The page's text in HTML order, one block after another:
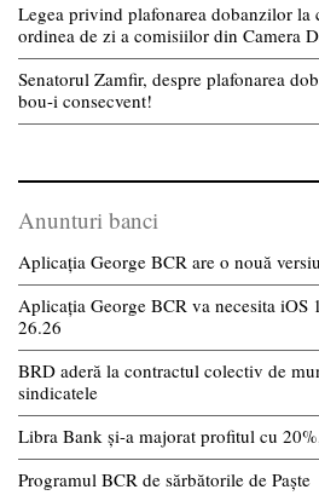
Legea privind plafonarea dobanzilor la
ordinea de zi a comisiilor din Camera
Senatorul Zamfir, despre plafonarea
bou-i consecvent!
Anunturi banci
Aplicația George BCR are o nouă
Aplicația George BCR va necesita iOS
26.26
BRD aderă la contractul colectiv de
sindicatele
Libra Bank și-a majorat profitul cu
Programul BCR de sărbătorile de Paște